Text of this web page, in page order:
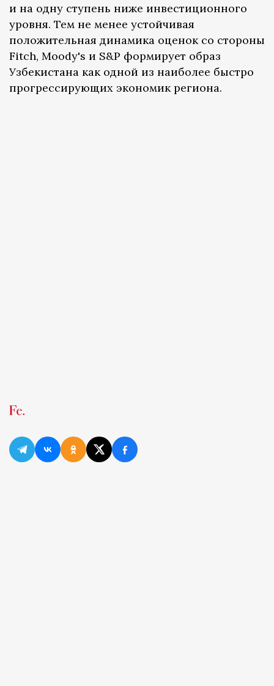
и на одну ступень ниже инвестиционного
уровня. Тем не менее устойчивая
положительная динамика оценок со стороны
Fitch, Moody's и S&P формирует образ
Узбекистана как одной из наиболее быстро
прогрессирующих экономик региона.